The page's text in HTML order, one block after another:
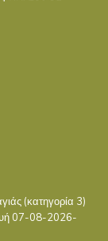
(κατηγορία 3)
07-08-2026-